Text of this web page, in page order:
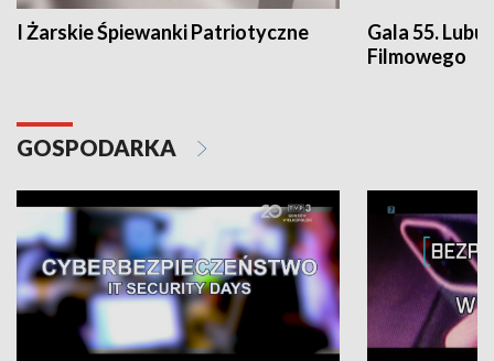
I Żarskie Śpiewanki Patriotyczne
Gala 55.
Filmowego
GOSPODARKA